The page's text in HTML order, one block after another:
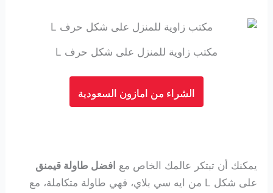
مكتب زاوية للمنزل على شكل حرف L
الشراء من امازون السعودية
يمكنك أن تبتكر عالمك الخاص مع افضل طاولة قيمنق
على شكل L من ايه سي بلاي، فهي طاولة متكاملة، مع